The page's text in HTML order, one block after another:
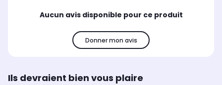
Aucun avis disponible pour ce produit
Donner mon avis
Ils devraient bien vous plaire